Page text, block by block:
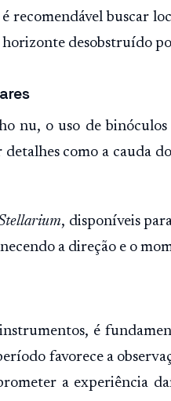
recomendável buscar
desobstruído
nu, o uso de
como a cauda
, disponíveis
a direção e o
é
favorece a
a experiência